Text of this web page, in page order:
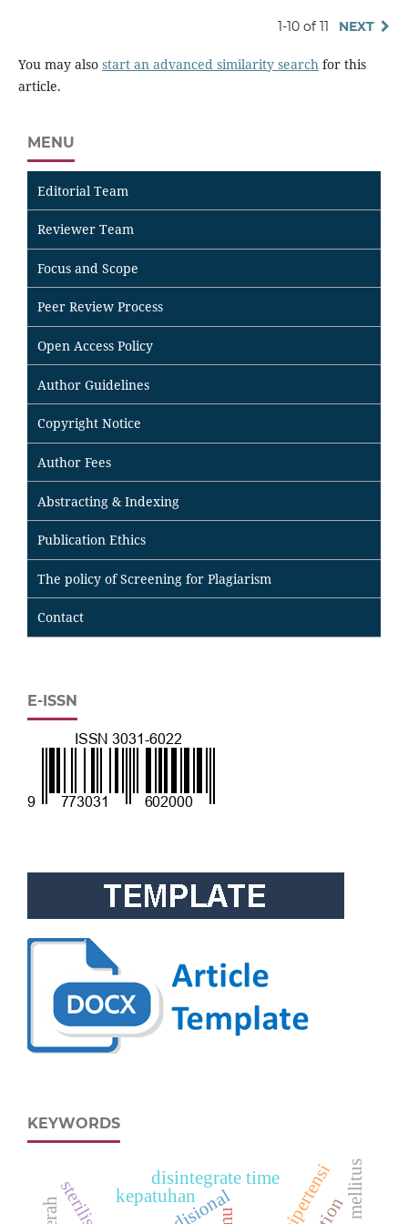
1-10 of 11 NEXT
You may also start an advanced similarity searchfor this
article.
MENU
Editorial Team
Reviewer Team
Focus and Scope
Peer Review Process
Open Access Policy
Author Guidelines
Copyright Notice
Author Fees
Abstracting & Indexing
Publication Ethics
The policy of Screening for Plagiarism
Contact
E-ISSN
KEYWORDS
disintegrate timehipertensi
kepatuhan